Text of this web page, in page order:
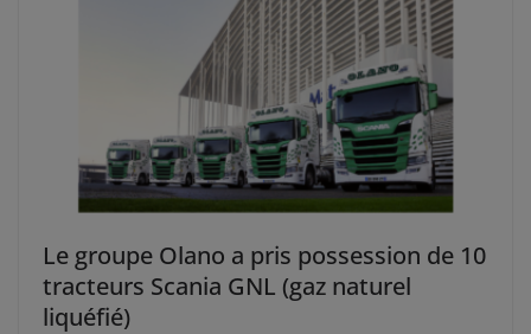
Le groupe Olano a pris possession de 10
tracteurs Scania GNL (gaz naturel
liquéfié)